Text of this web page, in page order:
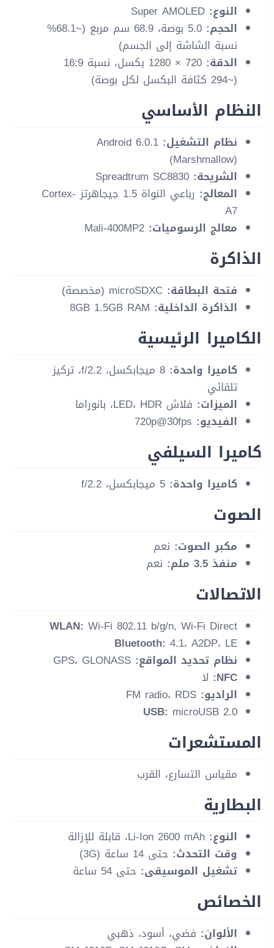
النوع:
الحجم:
5.0 بوصة، 68.9 سم مربع (~68.1%
نسبة الشاشة إلى الجسم)
الدقة:
720 × 1280 بكسل، نسبة 16:9
(~294 كثافة البكسل لكل بوصة)
النظام الأساسي
نظام التشغيل: Android 6.0.1
(Marshmallow)
الشريحة:
المعالج:
رباعي النواة 1.5 جيجاهرتز Cortex-
A7
معالج الرسوميات:
الذاكرة
فتحة البطاقة:
الذاكرة الداخلية:
الكاميرا الرئيسية
كاميرا واحدة:
8 ميجابكسل، f/2.2، تركيز
تلقائي
الميزات: فلاش LED، HDR، بانوراما
الفيديو:
كاميرا السيلفي
كاميرا واحدة:
الصوت
مكبر الصوت: نعم
منفذ 3.5 ملم:
نعم
الاتصالات
WLAN: Wi-Fi 802.11 b/g/n, Wi-Fi Direct
Bluetooth: 4.1، A2DP، LE
نظام تحديد المواقع:
NFC: لا
الراديو:
USB: microUSB 2.0
المستشعرات
مقياس التسارع، القرب
البطارية
النوع:
وقت التحدث: حتى 14 ساعة (3G)
تشغيل الموسيقى: حتى 54 ساعة
الخصائص
الألوان: فضي، أسود، ذهبي